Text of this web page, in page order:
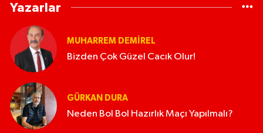
Yazarlar
MUHARREM DEMIREL
Bizden Çok Güzel Cacık Olur!
GÜRKAN DURA
Neden Bol Bol Hazırlık Maçı Yapılmalı?